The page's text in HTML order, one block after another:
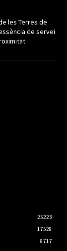
les Terres de
de servei
25223
17528
8717